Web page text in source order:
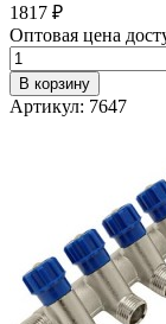
1817 ₽
Оптовая цена
В корзину
Артикул: 7647